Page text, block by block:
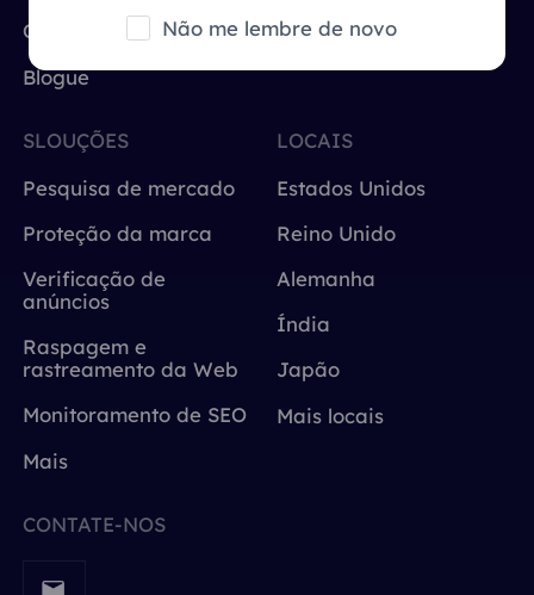
Central de Ajuda
Blogue
SLOUÇÕES
Pesquisa de mercado
Proteção da marca
Verificação de
anúncios
Raspagem e
rastreamento da Web
Monitoramento de SEO
Mais
LOCAIS
Estados Unidos
Reino Unido
Alemanha
Índia
Japão
Mais locais
CONTATE-NOS
Não me lembre de novo